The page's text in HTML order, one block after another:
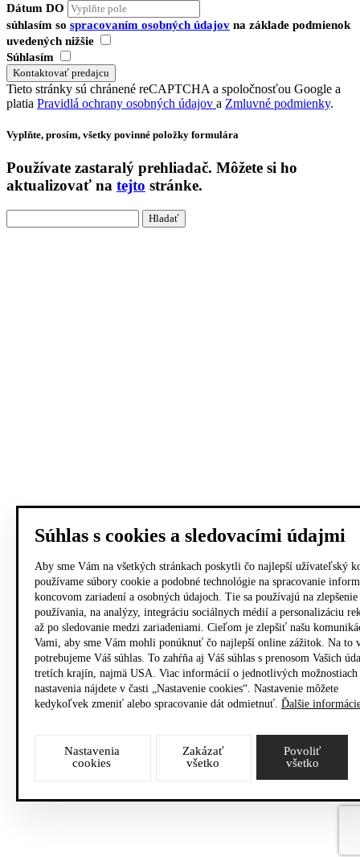
Dátum DO
súhlasím so spracovaním osobných údajov na základe podmienok
uvedených nižšie
Súhlasím
Tieto stránky sú chránené reCAPTCHA a spoločnosťou Google a
platia Pravidlá ochrany osobných údajov a Zmluvné podmienky.
Vyplňte, prosím, všetky povinné položky formulára
Používate zastaralý prehliadač. Môžete si ho
aktualizovať na tejto stránke.
Súhlas s cookies a sledovacími údajmi
Aby sme Vám na všetkých stránkach poskytli čo najlepší užívateľský
používame súbory cookie a podobné technológie na spracovanie
koncovom zariadení a osobných údajoch. Tie sa používajú na zlepšenie
používania, na analýzy, integráciu sociálnych médií a personalizáciu
až po sledovanie medzi zariadeniami. Cieľom je zlepšiť našu
Vami, aby sme Vám mohli ponúknuť čo najlepší online zážitok. Na to
potrebujeme Váš súhlas. To zahŕňa aj Váš súhlas s prenosom Vašich
tretích krajín, najmä USA. Viac informácií o jednotlivých možnostiach
nastavenia nájdete v časti „Nastavenie cookies“. Nastavenie môžete
kedykoľvek zmeniť alebo spracovanie dát odmietnuť. Ďalšie
Nastavenia
cookies
Zakázať
všetko
Povoliť
všetko